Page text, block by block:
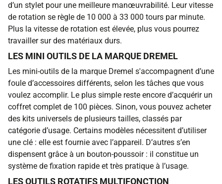
d’un stylet pour une meilleure manœuvrabilité. Leur vitesse
de rotation se règle de 10 000 à 33 000 tours par minute.
Plus la vitesse de rotation est élevée, plus vous pourrez
travailler sur des matériaux durs.
LES MINI OUTILS DE LA MARQUE DREMEL
Les mini-outils de la marque Dremel s'accompagnent d’une
foule d’accessoires différents, selon les tâches que vous
voulez accomplir. Le plus simple reste encore d’acquérir un
coffret complet de 100 pièces. Sinon, vous pouvez acheter
des kits universels de plusieurs tailles, classés par
catégorie d’usage. Certains modèles nécessitent d’utiliser
une clé : elle est fournie avec l’appareil. D’autres s’en
dispensent grâce à un bouton-poussoir : il constitue un
système de fixation rapide et très pratique à l’usage.
LES OUTILS ROTATIFS MULTIFONCTION